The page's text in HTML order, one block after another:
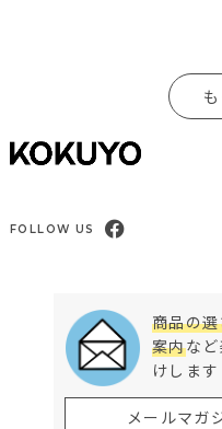
FOLLOW US
商品の
案内な
けします
メールマガ